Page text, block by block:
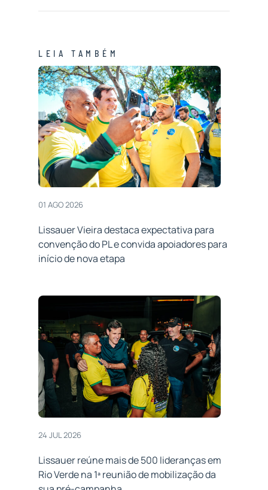
LEIA TAMBÉM
01 AGO 2026
Lissauer Vieira destaca expectativa para
convenção do PL e convida apoiadores para
início de nova etapa
24 JUL 2026
Lissauer reúne mais de 500 lideranças em
Rio Verde na 1ª reunião de mobilização da